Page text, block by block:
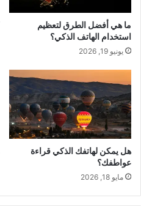
ما هي أفضل الطرق لتعظيم
استخدام الهاتف الذكي؟
يونيو 19, 2026
هل يمكن لهاتفك الذكي قراءة
عواطفك؟
مايو 18, 2026